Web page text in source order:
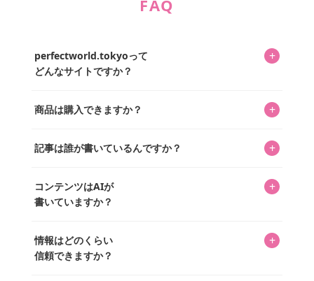
FAQ
perfectworld.tokyoって
どんなサイトですか？
+
ってもらうニュースサイトです。運営はキャラグッズコレ
を中心に行われており、私たちは実際に40,000種のキャラグ
商品は購入できますか？ +
「perfectworld.shop」で、ほとんど全てのアイテムを購
があり、そこからジャンプできます。
記事は誰が書いているんですか？ +
ています。記事内の99%を超えるほぼすべての写真も、1枚
ずつ心を込めて自分たちで撮影したものです。さらに、10
ッズを収集し、月に1,000点の新商品を選定・購入する編集
長KOSが全記事を監修しています。
コンテンツはAIが
書いていますか？
+
書いています。AIは使用していません。編集長KOSが最終確
認を行い、手動で更新しています。
情報はどのくらい
信頼できますか？
+